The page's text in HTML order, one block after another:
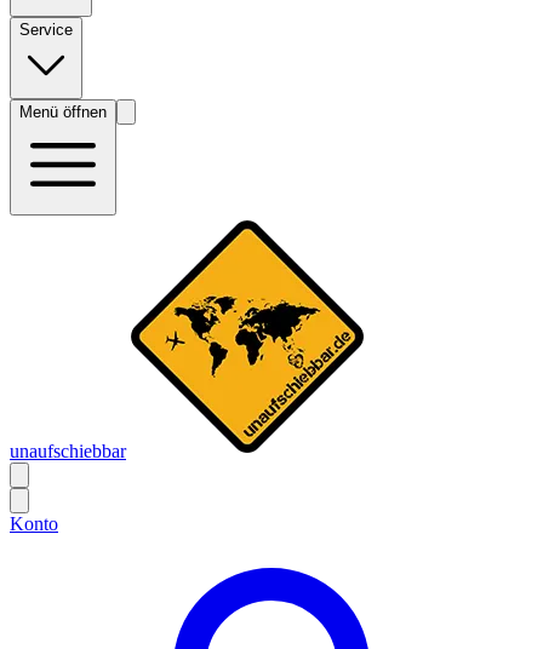
Service
Menü öffnen
unaufschiebbar
Konto